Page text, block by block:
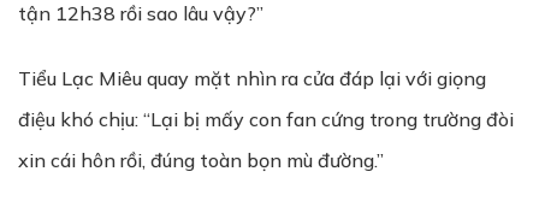
tận 12h38 rồi sao lâu vậy?”
Tiểu Lạc Miêu quay mặt nhìn ra cửa đáp lại với giọng
điệu khó chịu: “Lại bị mấy con fan cứng trong trường đòi
xin cái hôn rồi, đúng toàn bọn mù đường.”